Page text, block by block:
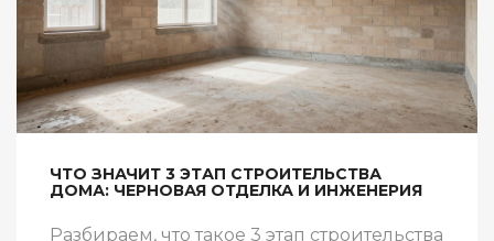
ЧТО ЗНАЧИТ 3 ЭТАП СТРОИТЕЛЬСТВА
ДОМА: ЧЕРНОВАЯ ОТДЕЛКА И ИНЖЕНЕРИЯ
Разбираем, что такое 3 этап строительства